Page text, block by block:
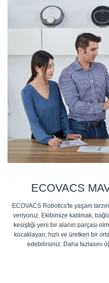
ECOVACS
ECOVACS Robotics'te yaşam
veriyoruz. Ekibimize katılmak,
kesiştiği yeni bir alanın parçası
kucaklayan, hızlı ve üretken bir
edebilirsiniz. Daha fazlasını